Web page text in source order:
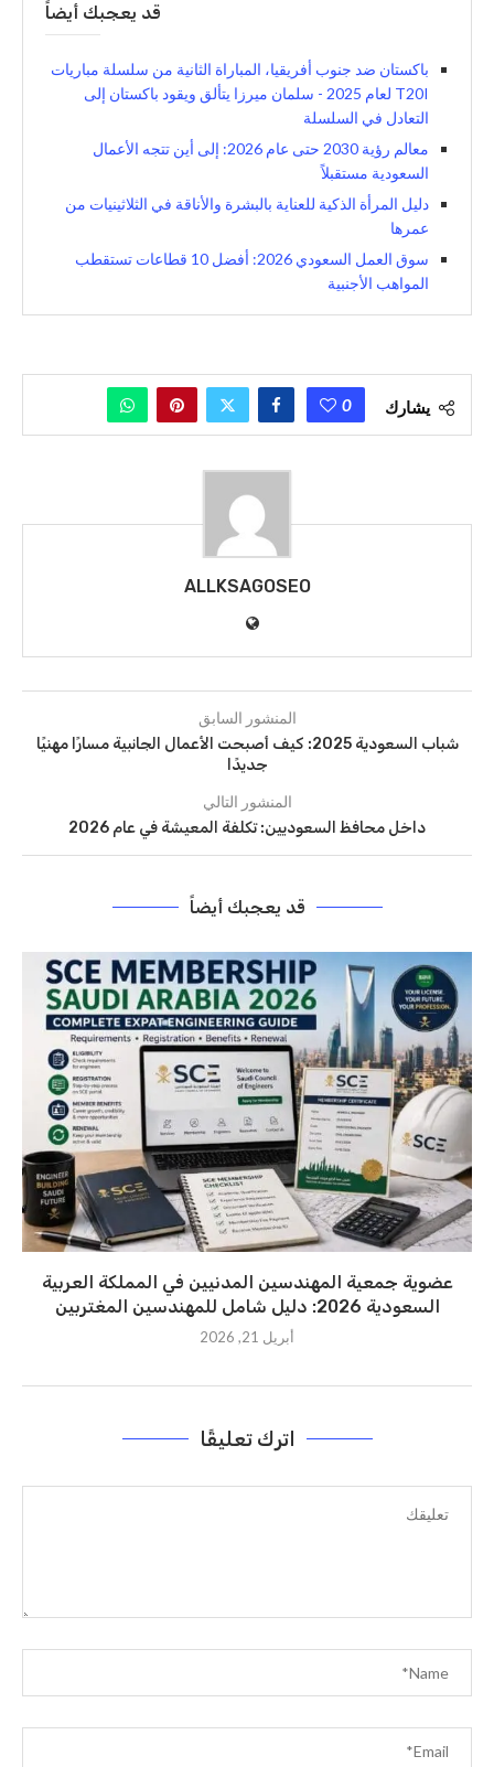
قد يعجبك أيضاً
باكستان ضد جنوب أفريقيا، المباراة الثانية من سلسلة مباريات
T20I لعام 2025 - سلمان ميرزا ​​يتألق ويقود باكستان إلى
التعادل في السلسلة
معالم رؤية 2030 حتى عام 2026: إلى أين تتجه الأعمال
السعودية مستقبلاً
دليل المرأة الذكية للعناية بالبشرة والأناقة في الثلاثينيات من
عمرها
سوق العمل السعودي 2026: أفضل 10 قطاعات تستقطب
المواهب الأجنبية
يشارك 0
ALLKSAGOSEO
المنشور السابق
شباب السعودية 2025: كيف أصبحت الأعمال الجانبية مسارًا مهنيًا
جديدًا
المنشور التالي
داخل محافظ السعوديين: تكلفة المعيشة في عام 2026
قد يعجبك أيضاً
عضوية جمعية المهندسين المدنيين في المملكة العربية
السعودية 2026: دليل شامل للمهندسين المغتربين
أبريل 21, 2026
اترك تعليقًا